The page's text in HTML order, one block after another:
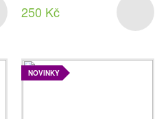
250 Kč
NOVINKY